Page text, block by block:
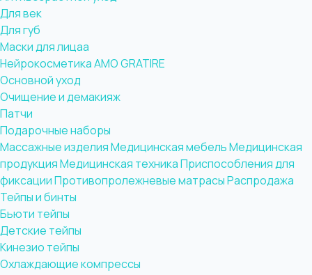
Для век
Для губ
Маски для лицаа
Нейрокосметика AMO GRATIRE
Основной уход
Очищение и демакияж
Патчи
Подарочные наборы
Массажные изделияМедицинская мебельМедицинская
продукцияМедицинская техникаПриспособления для
фиксацииПротивопролежневые матрасыРаспродажа
Тейпы и бинты
Бьюти тейпы
Детские тейпы
Кинезио тейпы
Охлаждающие компрессы